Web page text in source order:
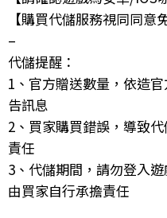
【購買代儲服務視同同意
–
代儲提醒：
1、官方贈送數量，依造
告訊息
2、買家購買錯誤，導致
責任
3、代儲期間，請勿登入
由買家自行承擔責任